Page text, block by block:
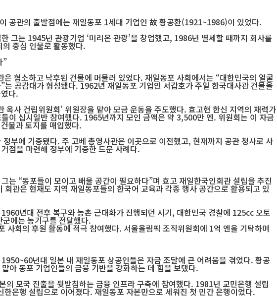
공관의 출발점에는 재일동포 1세대 기업인 故 황공환(1921~1986)이 있었다.
그는 1945년 관광기업 ‘미리온 관광’을 창업했고, 1986년 별세할 때까지 회사를
중심 인물로 활동했다.
”
협소하고 낙후된 건물에 머물러 있었다. 재일동포 사회에서는 “대한민국의 얼굴
는 공감대가 형성됐다. 1962년 재일동포 기업인 서갑호가 주일 한국대사관 건물을
다.
옥사 건립위원회’ 위원장을 맡아 모금 운동을 주도했다. 효고현 한신 지역의 재력가
이 십시일반 참여했다. 1965년까지 모인 금액은 약 3,500만 엔. 위원회는 이 자금
물과 토지를 매입했다.
부에 기증됐다. 주 고베 총영사관은 이곳으로 이전했고, 현재까지 공관 청사로 사
점을 마련해 정부에 기증한 드문 사례다.
는 “동포들이 모이고 배울 공간이 필요하다”며 효고 재일한국인회관 설립을 추진
관은 현재도 지역 재일동포들의 한국어 교육과 각종 행사 공간으로 활용되고 있
년대 전후 복구와 농촌 근대화가 진행되던 시기, 대한민국 경찰에 125cc 오토
에는 농기구를 전달했다.
사회의 후원 활동에 적극 참여했다. 서울올림픽 조직위원회에 1억 엔을 기탁하며
년대 일본 내 재일동포 상공인들은 자금 조달에 큰 어려움을 겪었다. 황공
아 동포 기업인들의 금융 기반을 강화하는 데 힘을 보탰다.
의 모국 진출을 뒷받침하는 금융 인프라 구축에 참여했다. 1981년 교민은행 설립
은행 설립으로 이어졌다. 재일동포 자본만으로 세워진 첫 민간 은행이었다.